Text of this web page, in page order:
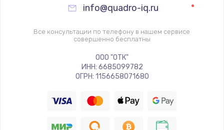
info@quadro-iq.ru
Все консультации по телефону в нашем сервисе
совершенно бесплатны
ООО "ОТК"
ИНН: 6685099782
ОГРН: 1156658071680